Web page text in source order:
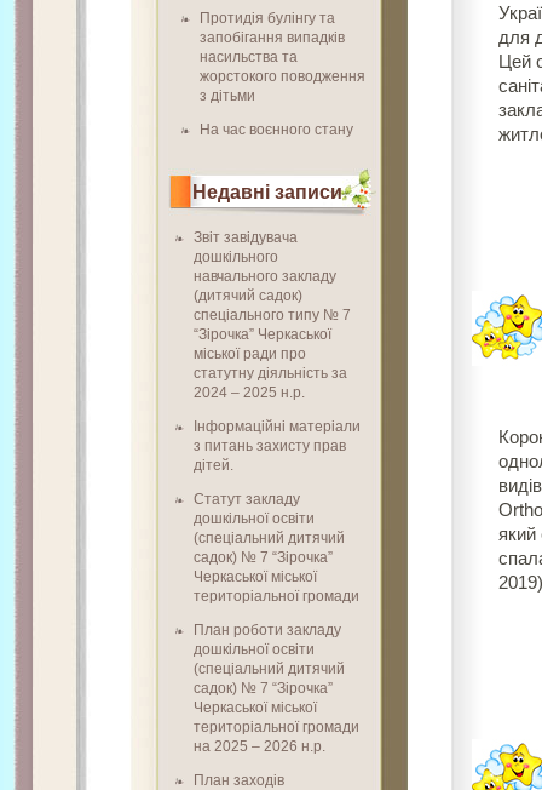
Протидія булінгу та
запобігання випадків
насильства та
жорстокого поводження
з дітьми
На час воєнного стану
Недавні записи
Звіт завідувача
дошкільного
навчального закладу
(дитячий садок)
спеціального типу № 7
“Зірочка” Черкаської
міської ради про
статутну діяльність за
2024 – 2025 н.р.
Інформаційні матеріали
з питань захисту прав
дітей.
Статут закладу
дошкільної освіти
(спеціальний дитячий
садок) № 7 “Зірочка”
Черкаської міської
територіальної громади
План роботи закладу
дошкільної освіти
(спеціальний дитячий
садок) № 7 “Зірочка”
Черкаської міської
територіальної громади
на 2025 – 2026 н.р.
План заходів
для
Цей
який